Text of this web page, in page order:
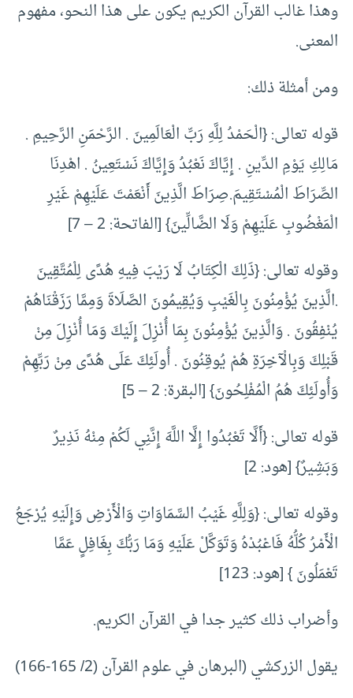
وهذا غالب القرآن الكريم يكون على هذا النحو، مفهوم
المعنى.
ومن أمثلة ذلك:
قوله تعالى: {الْحَمْدُ لِلَّهِ رَبِّ الْعَالَمِينَ . الرَّحْمَنِ الرَّحِيمِ .
مَالِكِ يَوْمِ الدِّينِ . إِيَّاكَ نَعْبُدُ وَإِيَّاكَ نَسْتَعِينُ . اهْدِنَا
الصِّرَاطَ الْمُسْتَقِيمَ.صِرَاطَ الَّذِينَ أَنْعَمْتَ عَلَيْهِمْ غَيْرِ
الْمَغْضُوبِ عَلَيْهِمْ وَلَا الضَّالِّينَ} [الفاتحة: 2 – 7]
وقوله تعالى: {ذَلِكَ الْكِتَابُ لَا رَيْبَ فِيهِ هُدًى لِلْمُتَّقِينَ
.الَّذِينَ يُؤْمِنُونَ بِالْغَيْبِ وَيُقِيمُونَ الصَّلَاةَ وَمِمَّا رَزَقْنَاهُمْ
يُنْفِقُونَ . وَالَّذِينَ يُؤْمِنُونَ بِمَا أُنْزِلَ إِلَيْكَ وَمَا أُنْزِلَ مِنْ
قَبْلِكَ وَبِالْآخِرَةِ هُمْ يُوقِنُونَ . أُولَئِكَ عَلَى هُدًى مِنْ رَبِّهِمْ
وَأُولَئِكَ هُمُ الْمُفْلِحُونَ} [البقرة: 2 – 5]
قوله تعالى: {أَلَّا تَعْبُدُوا إِلَّا اللَّهَ إِنَّنِي لَكُمْ مِنْهُ نَذِيرٌ
وَبَشِيرٌ} [هود: 2]
وقوله تعالى: {وَلِلَّهِ غَيْبُ السَّمَاوَاتِ وَالْأَرْضِ وَإِلَيْهِ يُرْجَعُ
الْأَمْرُ كُلُّهُ فَاعْبُدْهُ وَتَوَكَّلْ عَلَيْهِ وَمَا رَبُّكَ بِغَافِلٍ عَمَّا
تَعْمَلُونَ } [هود: 123]
وأضراب ذلك كثير جدا في القرآن الكريم.
يقول الزركشي (البرهان في علوم القرآن (2/ 165-166)